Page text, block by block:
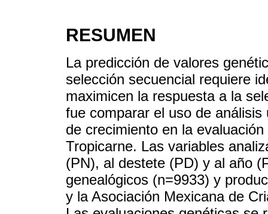
RESUMEN
La predicción de valores
selección secuencial requiere
maximicen la respuesta a la
fue comparar el uso de
de crecimiento en la
Tropicarne. Las variables
(PN), al destete (PD) y al año
genealógicos (n=9933) y
y la Asociación Mexicana de